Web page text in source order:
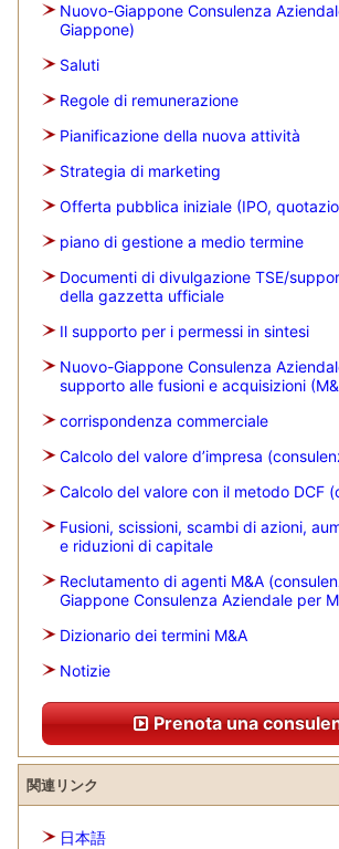
Nuovo-Giappone Consulenza
Giappone)
Saluti
Regole di remunerazione
Pianificazione della nuova attività
Strategia di marketing
Offerta pubblica iniziale (IPO,
piano di gestione a medio termine
Documenti di divulgazione TSE/
della gazzetta ufficiale
Il supporto per i permessi in sintesi
Nuovo-Giappone Consulenza
supporto alle fusioni e acquisizioni
corrispondenza commerciale
Calcolo del valore d’impresa
Calcolo del valore con il metodo DCF
Fusioni, scissioni, scambi di azioni,
e riduzioni di capitale
Reclutamento di agenti M&A
Giappone Consulenza Aziendale per
Dizionario dei termini M&A
Notizie
Prenota una
関連リンク
日本語